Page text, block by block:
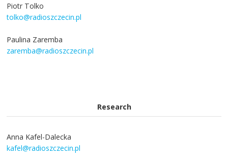
Piotr Tolko
tolko@radioszczecin.pl
Paulina Zaremba
zaremba@radioszczecin.pl
Research
Anna Kafel-Dalecka
kafel@radioszczecin.pl